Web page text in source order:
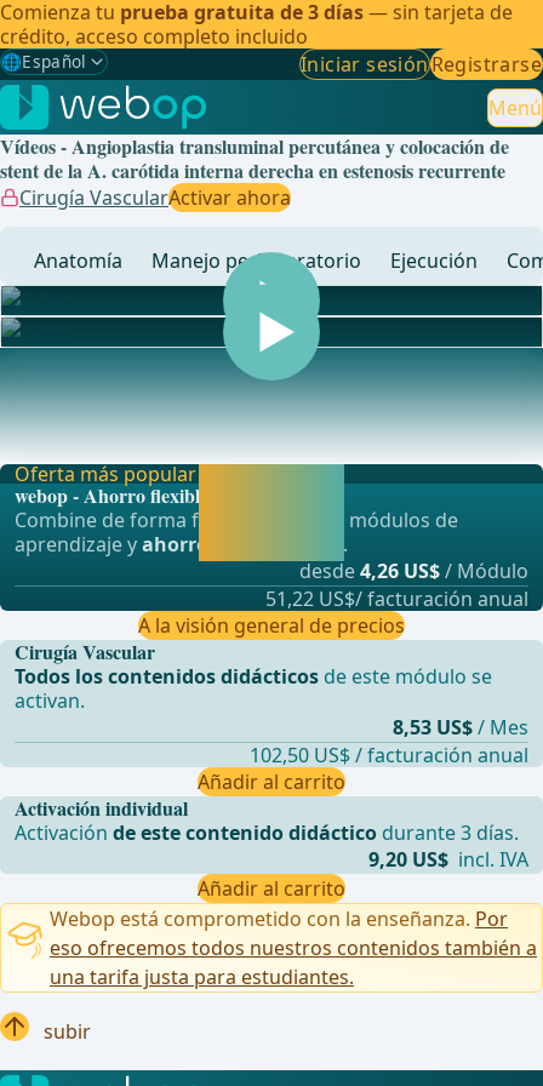
Comienza tu prueba gratuita de 3 días— sin tarjeta de
crédito, acceso completo incluido
🌐Español
Gewählte Sprache: Español
🇩🇪 Alemán
🇬🇧Inglés
🇪🇸Español ✓
🇧🇷Brasileño
Iniciar sesiónRegistrarse
Menú
Vídeos - Angioplastia transluminal percutánea y colocación de
stent de la A. carótida interna derecha en estenosis recurrente
Cirugía VascularActivar ahora
Anatomía Manejo perioperatorio Ejecución
... - Operaciones de cirugía general, visceral y de
trasplantes, cirugía vascular y cirugía torácica
Activación individual
Activaciónde este contenido didáctico durante 3 días.
9,20 US$ incl. IVA
Añadir al carrito
Oferta más popular
webop - Ahorro flexible
Combine de forma flexible nuestros módulos de
aprendizaje yahorre hasta un 50% .
desde4,26 US$/ Módulo
51,22 US$/ facturación anual
A la visión general de precios
Cirugía Vascular
Todos los contenidos didácticos de este módulo se
activan.
8,53 US$/ Mes
102,50 US$ / facturación anual
Añadir al carrito
Webop está comprometido con la enseñanza. Por
eso ofrecemos todos nuestros contenidos también a
una tarifa justa para estudiantes.
subir